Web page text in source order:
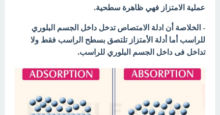
عملية الامتزاز فهي ظاهرة سطحية.
- الخلاصة أن ادلة الامتصاص تدخل داخل الجسم البلوري
للراسب أما أدلة الأمتزاز تلتصق بسطح الراسب فقط ولا
تداخل فى داخل الجسم البلوري للراسب.